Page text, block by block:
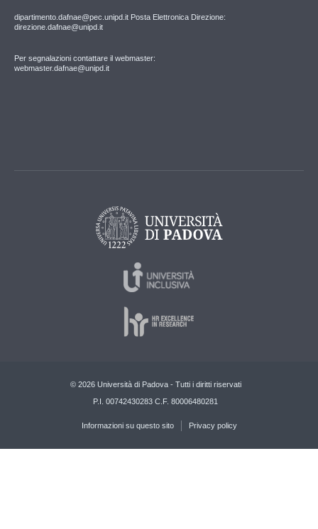
dipartimento.dafnae@pec.unipd.it Posta Elettronica Direzione:
direzione.dafnae@unipd.it
Per segnalazioni contattare il webmaster:
webmaster.dafnae@unipd.it
© 2026 Università di Padova - Tutti i diritti riservati
P.I. 00742430283 C.F. 80006480281
Informazioni su questo sito Privacy policy